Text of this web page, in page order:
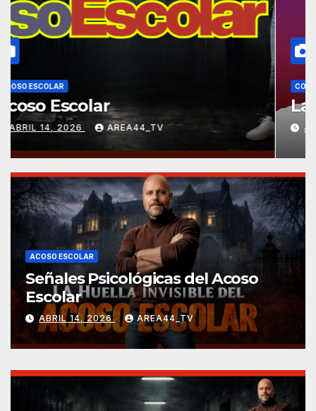
CONSTRUYENDO PUENTES
La vida eres tú
JUNIO 12, 2023 AREA44_TV
ACOSO ESCOLAR
Señales Psicológicas del Acoso
Escolar
ABRIL 14, 2026 AREA44_TV